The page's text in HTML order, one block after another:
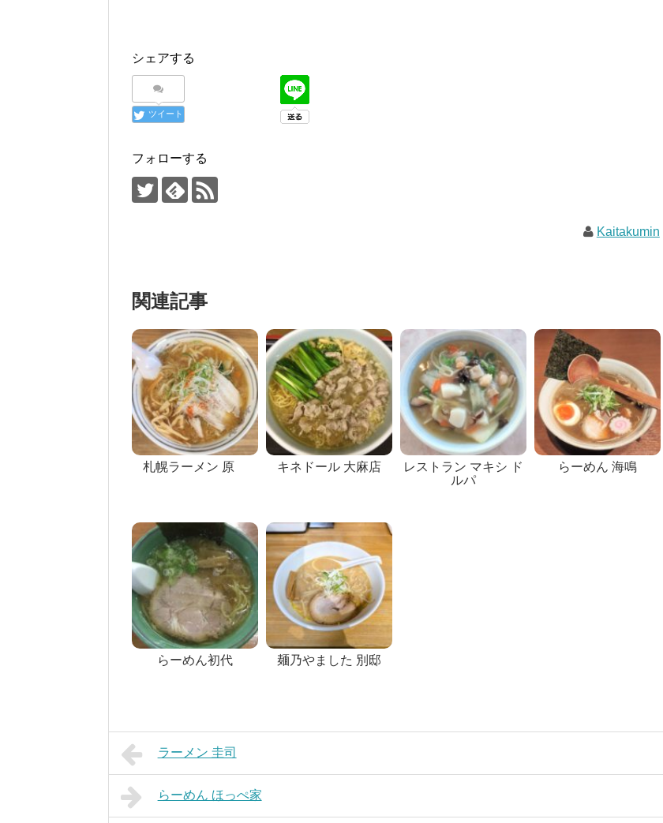
シェアする
ツイート
フォローする
Kaitakumin
関連記事
札幌ラーメン 原ゝ キネドール 大麻店
レストラン マキシ ド
ルパ
らーめん 海鳴
らーめん初代 麺乃やました 別邸
ラーメン 圭司
らーめん ほっぺ家